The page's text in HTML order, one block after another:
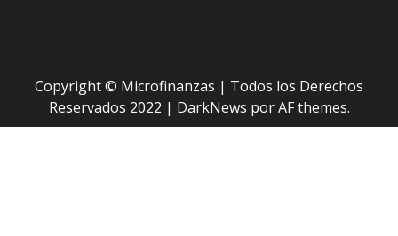
Copyright © Microfinanzas | Todos los Derechos
Reservados 2022 | DarkNews por AF themes.